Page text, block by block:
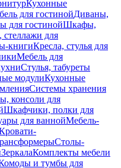
Кухонные
для гостинойДиваны,
для гостинойШкафы,
для
книгиКресла, стулья для
Мебель для
Стулья, табуреты
модулиКухонные
Системы хранения
консоли для
Шкафчики, полки для
для ваннойМебель-
Столы-
ЗеркалаКомплекты мебели
и тумбы для